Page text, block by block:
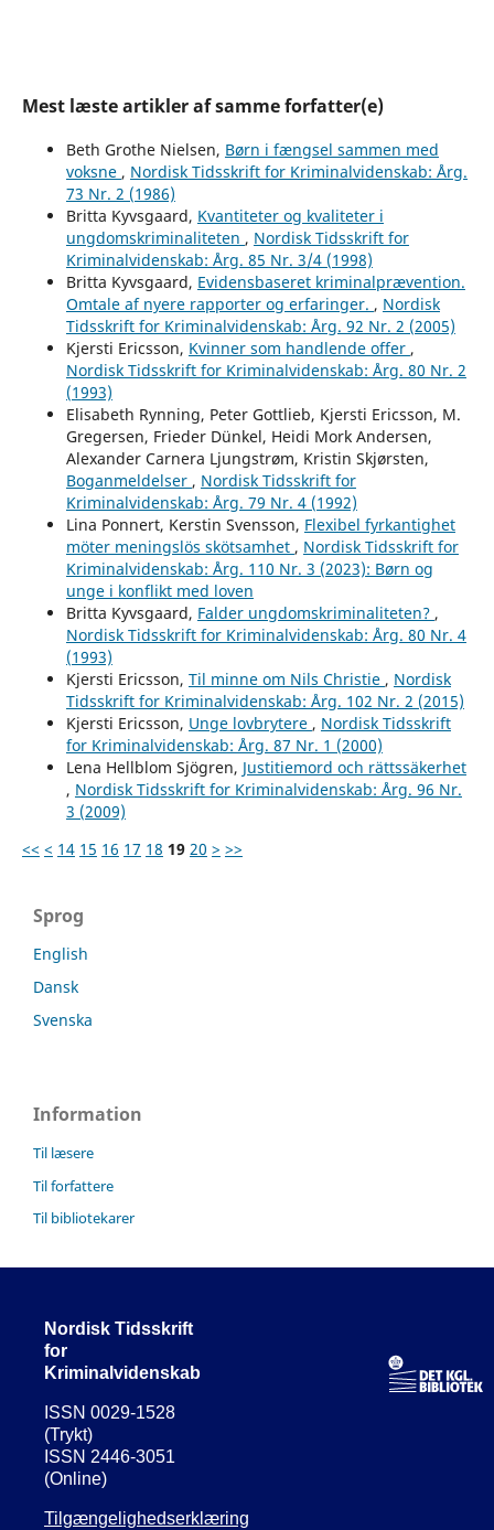
Mest læste artikler af samme forfatter(e)
Beth Grothe Nielsen, Børn i fængsel sammen med
voksne , Nordisk Tidsskrift for Kriminalvidenskab: Årg.
73 Nr. 2 (1986)
Britta Kyvsgaard, Kvantiteter og kvaliteter i
ungdomskriminaliteten , Nordisk Tidsskrift for
Kriminalvidenskab: Årg. 85 Nr. 3/4 (1998)
Britta Kyvsgaard, Evidensbaseret kriminalprævention.
Omtale af nyere rapporter og erfaringer. , Nordisk
Tidsskrift for Kriminalvidenskab: Årg. 92 Nr. 2 (2005)
Kjersti Ericsson, Kvinner som handlende offer ,
Nordisk Tidsskrift for Kriminalvidenskab: Årg. 80 Nr. 2
(1993)
Elisabeth Rynning, Peter Gottlieb, Kjersti Ericsson, M.
Gregersen, Frieder Dünkel, Heidi Mork Andersen,
Alexander Carnera Ljungstrøm, Kristin Skjørsten,
Boganmeldelser , Nordisk Tidsskrift for
Kriminalvidenskab: Årg. 79 Nr. 4 (1992)
Lina Ponnert, Kerstin Svensson, Flexibel fyrkantighet
möter meningslös skötsamhet , Nordisk Tidsskrift for
Kriminalvidenskab: Årg. 110 Nr. 3 (2023): Børn og
unge i konflikt med loven
Britta Kyvsgaard, Falder ungdomskriminaliteten? ,
Nordisk Tidsskrift for Kriminalvidenskab: Årg. 80 Nr. 4
(1993)
Kjersti Ericsson, Til minne om Nils Christie , Nordisk
Tidsskrift for Kriminalvidenskab: Årg. 102 Nr. 2 (2015)
Kjersti Ericsson, Unge lovbrytere , Nordisk Tidsskrift
for Kriminalvidenskab: Årg. 87 Nr. 1 (2000)
Lena Hellblom Sjögren, Justitiemord och rättssäkerhet
, Nordisk Tidsskrift for Kriminalvidenskab: Årg. 96 Nr.
3 (2009)
<< < 14 15 16 17 18 19 20 > >>
Sprog
English
Dansk
Svenska
Information
Til læsere
Til forfattere
Til bibliotekarer
Nordisk Tidsskrift
for
Kriminalvidenskab
ISSN 0029-1528
(Trykt)
ISSN 2446-3051
(Online)
Tilgængelighedserklæring